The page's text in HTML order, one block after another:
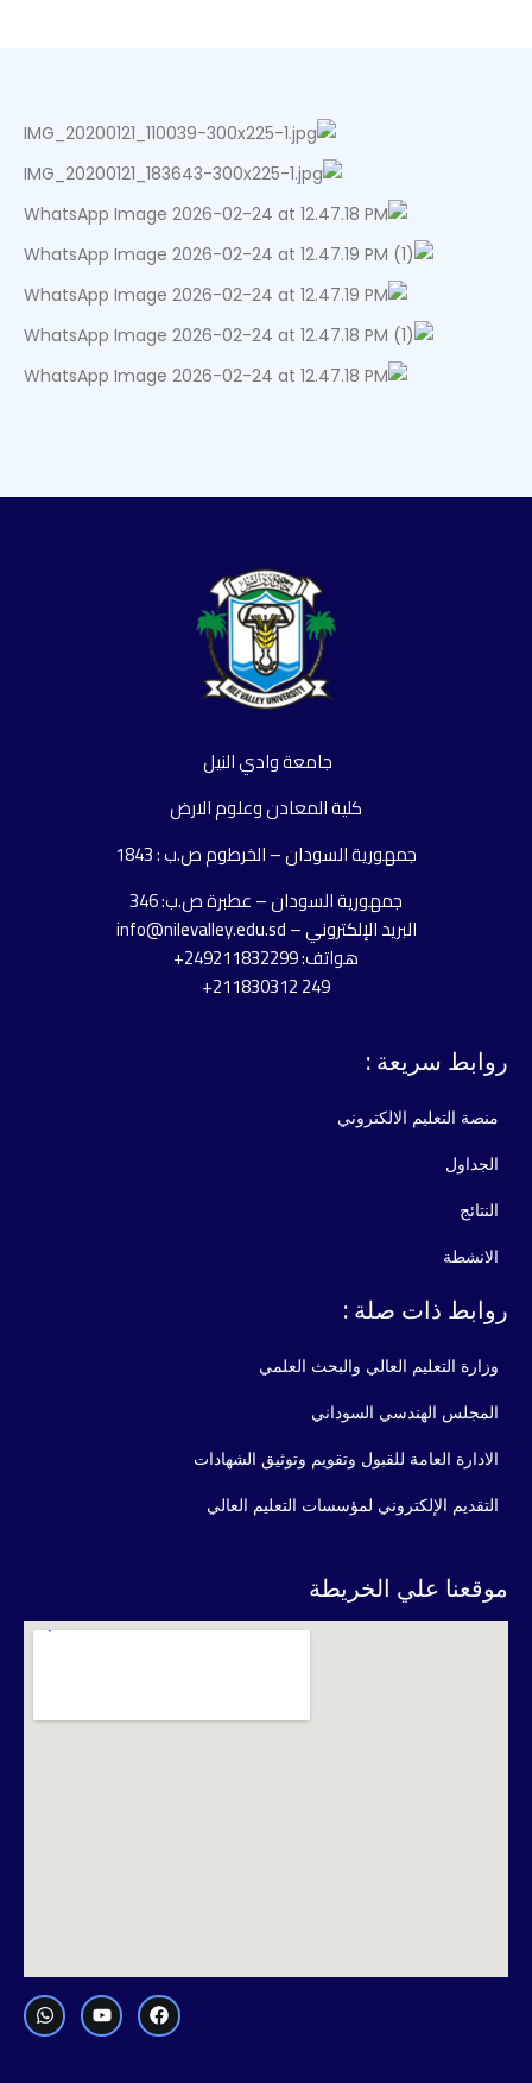
جامعة وادي النيل
كلية المعادن وعلوم الارض
جمهورية السودان – الخرطوم ص.ب : 1843
جمهورية السودان – عطبرة ص.ب: 346
البريد الإلكتروني – info@nilevalley.edu.sd
هواتف: 249211832299+
249 211830312+
روابط سريعة :
منصة التعليم الالكتروني
الجداول
النتائج
الانشطة
روابط ذات صلة :
وزارة التعليم العالي والبحث العلمي
المجلس الهندسي السوداني
الادارة العامة للقبول وتقويم وتوثيق الشهادات
التقديم الإلكتروني لمؤسسات التعليم العالي
موقعنا علي الخريطة